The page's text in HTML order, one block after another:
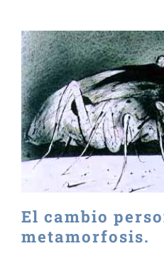
El cambio
metamorfosis.